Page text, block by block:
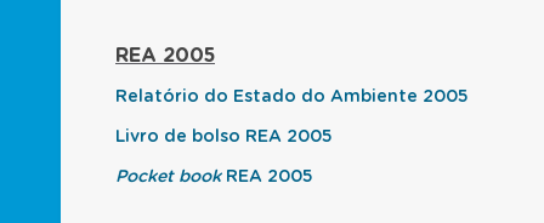
REA 2005
Relatório do Estado do Ambiente 2005
Livro de bolso REA 2005
Pocket bookREA 2005